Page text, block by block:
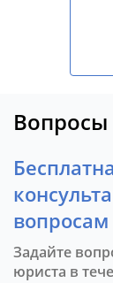
вопросам
Задайте
юриста в